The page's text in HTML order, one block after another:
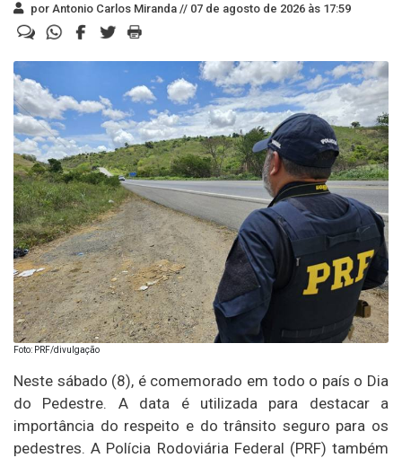
por Antonio Carlos Miranda // 07 de agosto de 2026 às 17:59
Foto: PRF/divulgação
Neste sábado (8), é comemorado em todo o país o Dia
do Pedestre. A data é utilizada para destacar a
importância do respeito e do trânsito seguro para os
pedestres. A Polícia Rodoviária Federal (PRF) também